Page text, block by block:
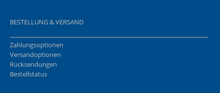
BESTELLUNG & VERSAND
Zahlungsoptionen
Versandoptionen
Rücksendungen
Bestellstatus